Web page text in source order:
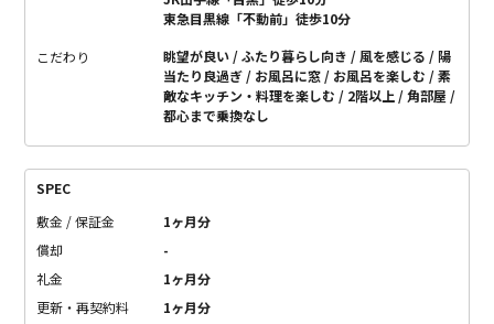
東急目黒線「不動前」徒歩10分
こだわり 眺望が良い ふたり暮らし向き 風を感じる
陽
当たり良過ぎ
お風呂に窓 お風呂を楽しむ
素
敵なキッチン・料理を楽しむ
2階以上
角部屋
都心まで乗換なし
SPEC
敷金 / 保証金
1ヶ月分
償却
-
礼金
1ヶ月分
更新・再契約料
1ヶ月分